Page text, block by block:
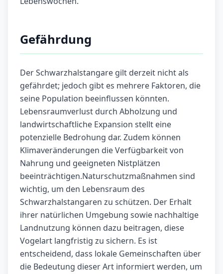
Gefährdung
Der Schwarzhalstangare gilt derzeit nicht als
gefährdet; jedoch gibt es mehrere Faktoren, die
seine Population beeinflussen könnten.
Lebensraumverlust durch Abholzung und
landwirtschaftliche Expansion stellt eine
potenzielle Bedrohung dar. Zudem können
Klimaveränderungen die Verfügbarkeit von
Nahrung und geeigneten Nistplätzen
beeinträchtigen.Naturschutzmaßnahmen sind
wichtig, um den Lebensraum des
Schwarzhalstangaren zu schützen. Der Erhalt
ihrer natürlichen Umgebung sowie nachhaltige
Landnutzung können dazu beitragen, diese
Vogelart langfristig zu sichern. Es ist
entscheidend, dass lokale Gemeinschaften über
die Bedeutung dieser Art informiert werden, um